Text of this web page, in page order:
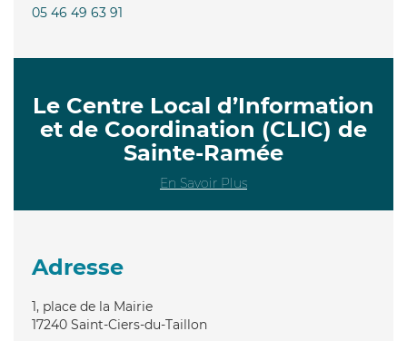
05 46 49 63 91
Le Centre Local d’Information
et de Coordination (CLIC) de
Sainte-Ramée
En Savoir Plus
Adresse
1, place de la Mairie
17240 Saint-Ciers-du-Taillon